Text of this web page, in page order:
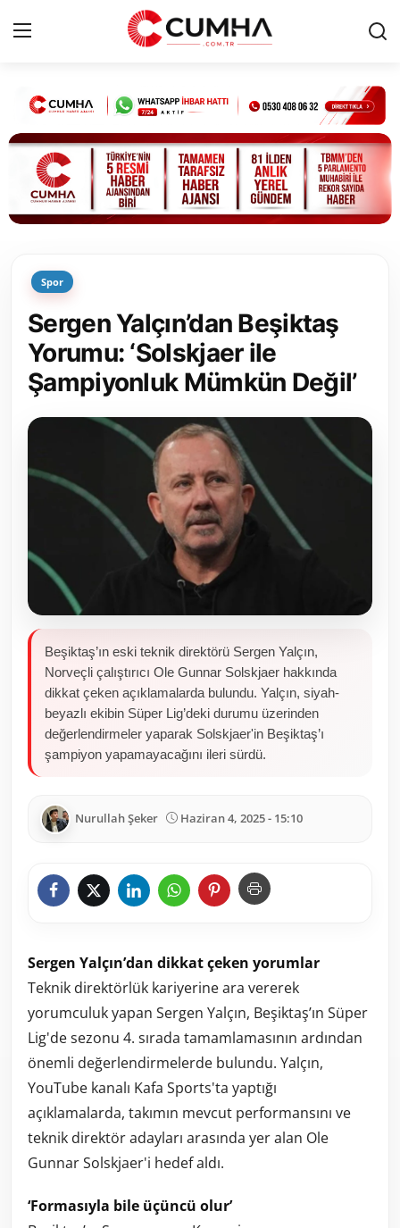
Kurumsal
Cumhurbaşkanlığı
Bakanlıklar
Siyasi Partiler
Yerel Yönetimler
Mülki İdare
Toplum ve Yaşam
Sivil Toplum Kuruluşları
Kamu Kurumları ve Üst Kurullar
Resmi Reklamlar
Spor
Sergen Yalçın’dan Beşiktaş
Yorumu: ‘Solskjaer ile
Şampiyonluk Mümkün Değil’
Beşiktaş’ın eski teknik direktörü Sergen Yalçın,
Norveçli çalıştırıcı Ole Gunnar Solskjaer hakkında
dikkat çeken açıklamalarda bulundu. Yalçın, siyah-
beyazlı ekibin Süper Lig’deki durumu üzerinden
değerlendirmeler yaparak Solskjaer'in Beşiktaş’ı
şampiyon yapamayacağını ileri sürdü.
Nurullah Şeker Haziran 4, 2025 - 15:10
Sergen Yalçın’dan dikkat çeken yorumlar
Teknik direktörlük kariyerine ara vererek
yorumculuk yapan Sergen Yalçın, Beşiktaş’ın Süper
Lig'de sezonu 4. sırada tamamlamasının ardından
önemli değerlendirmelerde bulundu. Yalçın,
YouTube kanalı Kafa Sports'ta yaptığı
açıklamalarda, takımın mevcut performansını ve
teknik direktör adayları arasında yer alan Ole
Gunnar Solskjaer'i hedef aldı.
‘Formasıyla bile üçüncü olur’